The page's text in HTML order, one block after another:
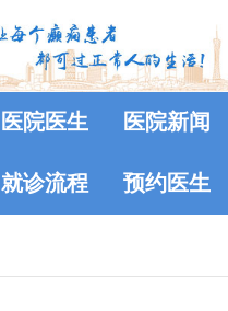
医院医生 医院新闻
就诊流程 预约医生